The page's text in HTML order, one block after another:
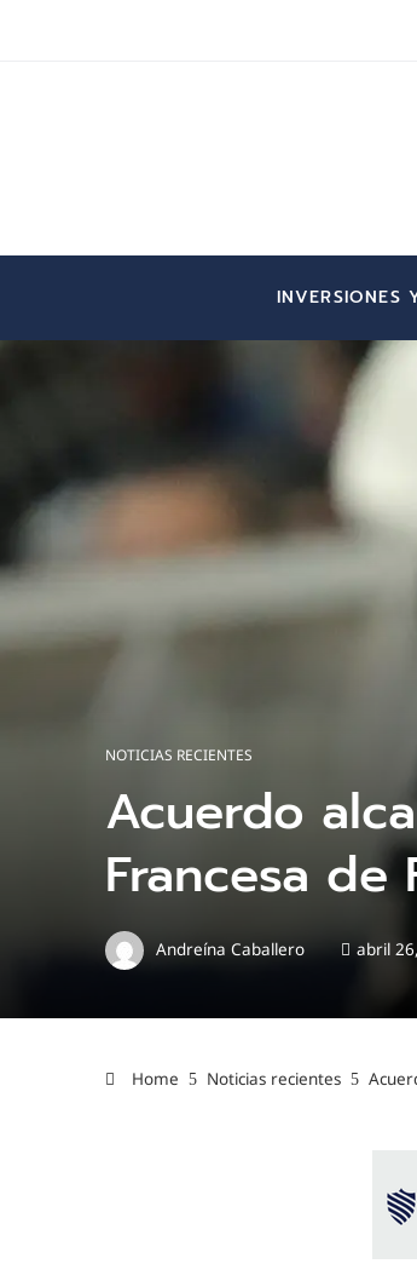
INVERSIONES
NOTICIAS RECIENTES
Acuerdo
Francesa
Andreína Caballero abril
Home Noticias recientes